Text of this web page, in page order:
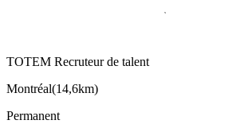
TOTEM Recruteur de talent
Montréal(14,6km)
Permanent